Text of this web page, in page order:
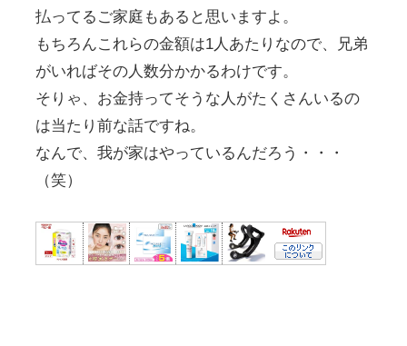
払ってるご家庭もあると思いますよ。
もちろんこれらの金額は1人あたりなので、兄弟
がいればその人数分かかるわけです。
そりゃ、お金持ってそうな人がたくさんいるの
は当たり前な話ですね。
なんで、我が家はやっているんだろう・・・
（笑）